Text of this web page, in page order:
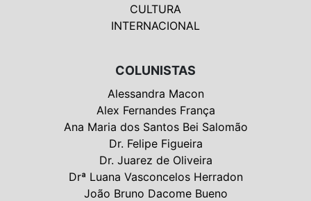
CULTURA
INTERNACIONAL
COLUNISTAS
Alessandra Macon
Alex Fernandes França
Ana Maria dos Santos Bei Salomão
Dr. Felipe Figueira
Dr. Juarez de Oliveira
Drª Luana Vasconcelos Herradon
João Bruno Dacome Bueno